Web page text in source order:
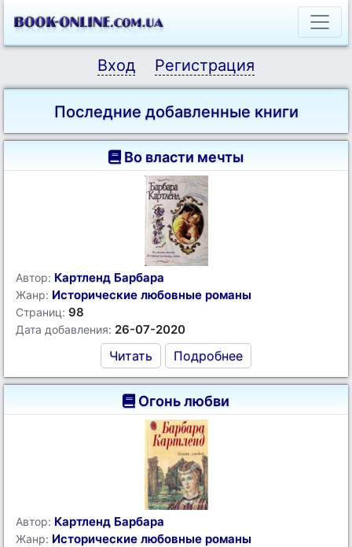
Вход Регистрация
Последние добавленные книги
Во власти мечты
Автор: Картленд Барбара
Жанр: Исторические любовные романы
Страниц: 98
Дата добавления: 26-07-2020
Читать Подробнее
Огонь любви
Автор: Картленд Барбара
Жанр: Исторические любовные романы